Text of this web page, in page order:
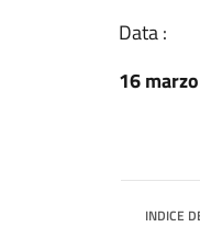
Data :
16
INDICE